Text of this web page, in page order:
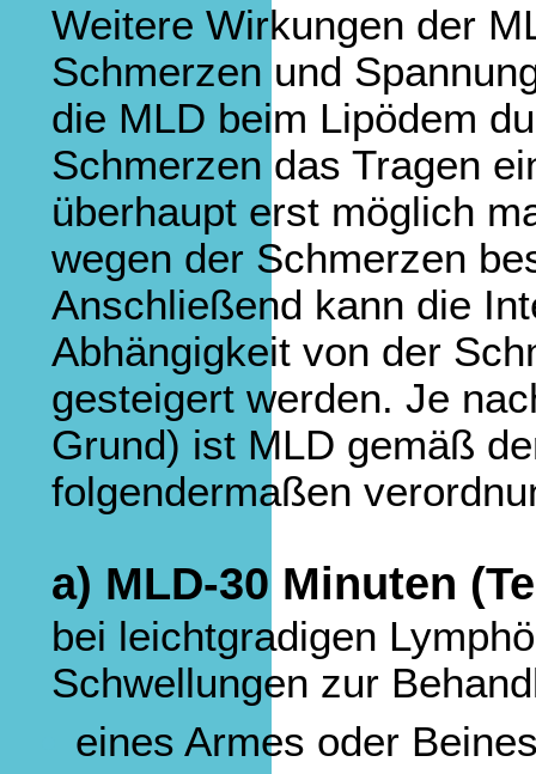
Weitere Wirkungen der
Schmerzen und
die MLD beim Lipödem
Schmerzen das Tragen
überhaupt erst möglich
wegen der Schmerzen
Anschließend kann die
Abhängigkeit von der
gesteigert werden. Je
Grund) ist MLD gemäß
folgendermaßen
a) MLD-30 Minuten
bei leichtgradigen
Schwellungen zur
eines Armes oder